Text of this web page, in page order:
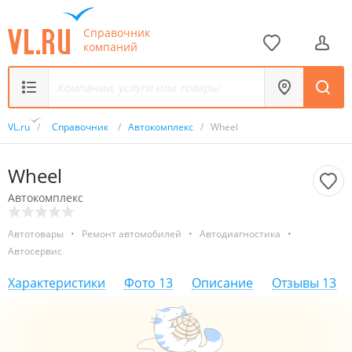
Справочник
компаний
VL.ru / Справочник / Автокомплекс / Wheel
Wheel
Автокомплекс
Автотовары • Ремонт автомобилей • Автодиагностика
•
Автосервис
Характеристики Фото 13 Описание Отзывы 13